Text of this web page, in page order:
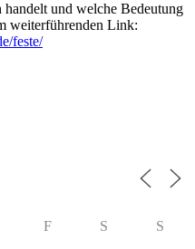
und wel­che Bedeu­tung
wei­ter­füh­ren­den Link:
feste/
F S S